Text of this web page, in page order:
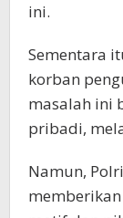
ini.
Sementara
korban
masalah ini
pribadi,
Namun,